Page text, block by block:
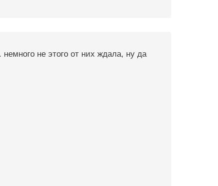
не этого от них ждала, ну да